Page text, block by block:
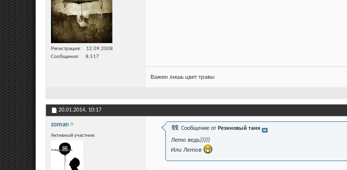
Регистрация
12.09.2008
Сообщения
8,517
Важен лишь цвет травы
20.01.2014, 10:17
zoman
Активный участник
Сообщение от Резиновый танк
Лето ведь)))))
Или Летов